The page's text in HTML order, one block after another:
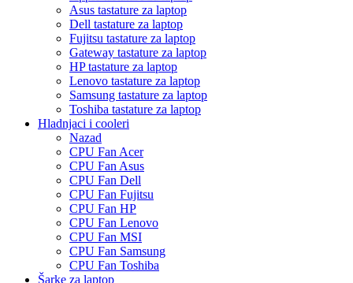
Asus tastature za laptop
Dell tastature za laptop
Fujitsu tastature za laptop
Gateway tastature za laptop
HP tastature za laptop
Lenovo tastature za laptop
Samsung tastature za laptop
Toshiba tastature za laptop
Hladnjaci i cooleri
Nazad
CPU Fan Acer
CPU Fan Asus
CPU Fan Dell
CPU Fan Fujitsu
CPU Fan HP
CPU Fan Lenovo
CPU Fan MSI
CPU Fan Samsung
CPU Fan Toshiba
Šarke za laptop